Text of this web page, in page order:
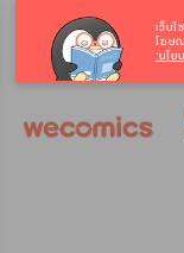
เว็บ
โฆษ
‘นโย